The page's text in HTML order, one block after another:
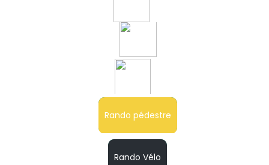
Rando pédestre
Rando Vélo